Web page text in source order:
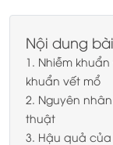
Nội dung
1. Nhiễm
khuẩn vết mổ
2. Nguyên
thuật
3. Hậu quả